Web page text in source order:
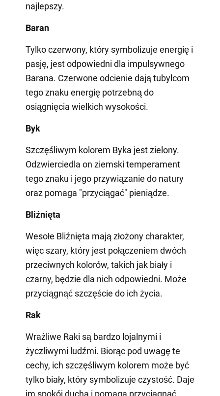
najlepszy.
Baran
Tylko czerwony, który symbolizuje energię i
pasję, jest odpowiedni dla impulsywnego
Barana. Czerwone odcienie dają tubylcom
tego znaku energię potrzebną do
osiągnięcia wielkich wysokości.
Byk
Szczęśliwym kolorem Byka jest zielony.
Odzwierciedla on ziemski temperament
tego znaku i jego przywiązanie do natury
oraz pomaga "przyciągać" pieniądze.
Bliźnięta
Wesołe Bliźnięta mają złożony charakter,
więc szary, który jest połączeniem dwóch
przeciwnych kolorów, takich jak biały i
czarny, będzie dla nich odpowiedni. Może
przyciągnąć szczęście do ich życia.
Rak
Wrażliwe Raki są bardzo lojalnymi i
życzliwymi ludźmi. Biorąc pod uwagę te
cechy, ich szczęśliwym kolorem może być
tylko biały, który symbolizuje czystość. Daje
im spokój ducha i pomaga przyciągnąć